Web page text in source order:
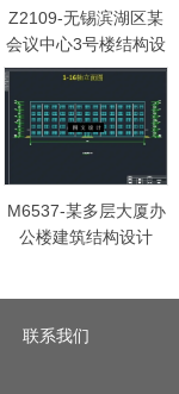
Z2109-无锡滨湖区某
会议中心3号楼结构设
计
M6537-某多层大厦办
公楼建筑结构设计
联系我们